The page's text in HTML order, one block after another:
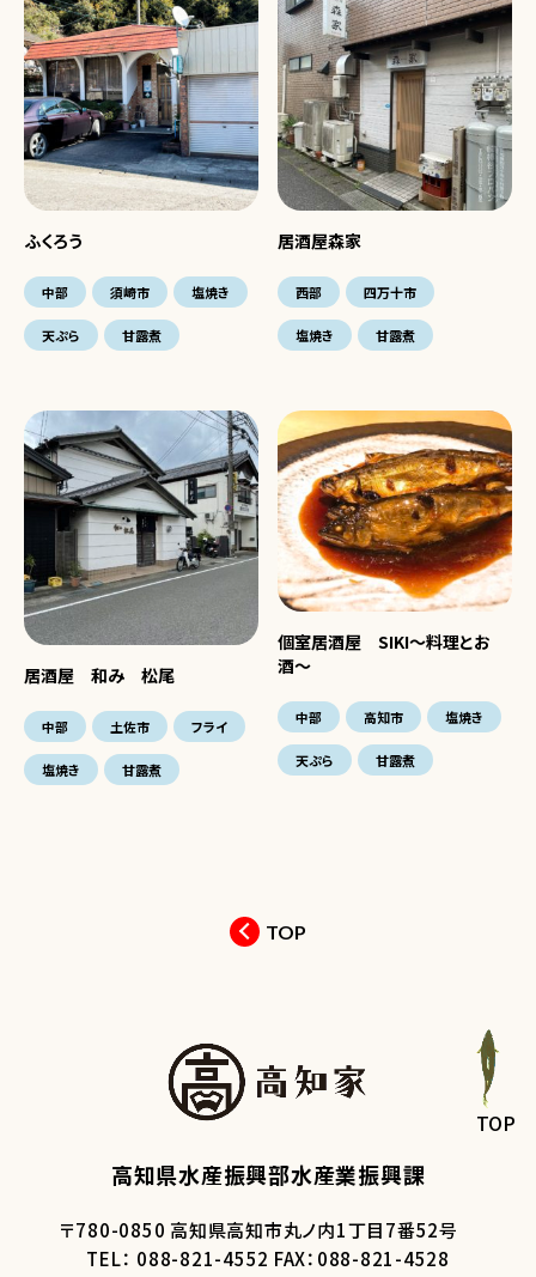
ふくろう
中部 須崎市 塩焼き
天ぷら 甘露煮
居酒屋森家
西部 四万十市
塩焼き 甘露煮
居酒屋 和み 松尾
中部 土佐市 フライ
塩焼き 甘露煮
個室居酒屋 SIKI〜料理とお
酒〜
中部 高知市 塩焼き
天ぷら 甘露煮
TOP
高知県水産振興部水産業振興課
〒780-0850 高知県高知市丸ノ内1丁目7番52号
TEL： 088-821-4552 FAX：088-821-4528
TOP